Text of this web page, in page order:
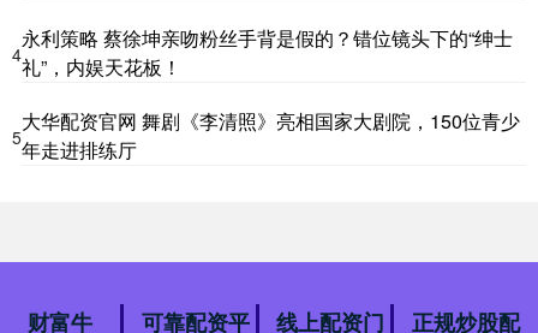
4
永利策略 蔡徐坤亲吻粉丝手背是假的？错位镜头下的“绅士
礼”，内娱天花板！
5
大华配资官网 舞剧《李清照》亮相国家大剧院，150位青少
年走进排练厅
财富牛 可靠配资平 线上配资门 正规炒股配